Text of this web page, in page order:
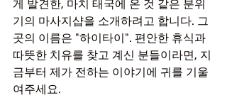
게 발견한, 마치 태국에 온 것 같은 분위
기의 마사지샵을 소개하려고 합니다. 그
곳의 이름은 "하이타이". 편안한 휴식과
따뜻한 치유를 찾고 계신 분들이라면, 지
금부터 제가 전하는 이야기에 귀를 기울
여주세요.